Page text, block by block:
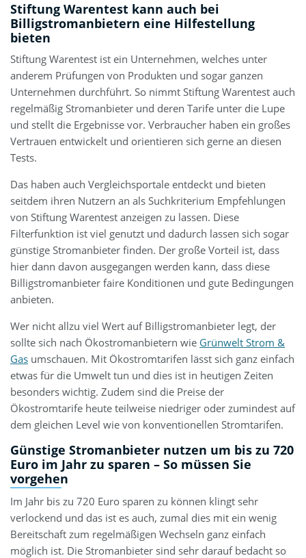
Stiftung Warentest kann auch bei
Billigstromanbietern eine Hilfestellung
bieten
Stiftung Warentest ist ein Unternehmen, welches unter
anderem Prüfungen von Produkten und sogar ganzen
Unternehmen durchführt. So nimmt Stiftung Warentest auch
regelmäßig Stromanbieter und deren Tarife unter die Lupe
und stellt die Ergebnisse vor. Verbraucher haben ein großes
Vertrauen entwickelt und orientieren sich gerne an diesen
Tests.
Das haben auch Vergleichsportale entdeckt und bieten
seitdem ihren Nutzern an als Suchkriterium Empfehlungen
von Stiftung Warentest anzeigen zu lassen. Diese
Filterfunktion ist viel genutzt und dadurch lassen sich sogar
günstige Stromanbieter finden. Der große Vorteil ist, dass
hier dann davon ausgegangen werden kann, dass diese
Billigstromanbieter faire Konditionen und gute Bedingungen
anbieten.
Wer nicht allzu viel Wert auf Billigstromanbieter legt, der
sollte sich nach Ökostromanbietern wie Grünwelt Strom &
Gas umschauen. Mit Ökostromtarifen lässt sich ganz einfach
etwas für die Umwelt tun und dies ist in heutigen Zeiten
besonders wichtig. Zudem sind die Preise der
Ökostromtarife heute teilweise niedriger oder zumindest auf
dem gleichen Level wie von konventionellen Stromtarifen.
Günstige Stromanbieter nutzen um bis zu 720
Euro im Jahr zu sparen – So müssen Sie
vorgehen
Im Jahr bis zu 720 Euro sparen zu können klingt sehr
verlockend und das ist es auch, zumal dies mit ein wenig
Bereitschaft zum regelmäßigen Wechseln ganz einfach
möglich ist. Die Stromanbieter sind sehr darauf bedacht so